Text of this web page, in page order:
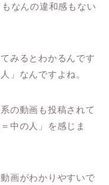
なんの違和感もない
みるとわかるんです
」なんですよね。
の動画も投稿されて
中の人」を感じま
画がわかりやすいで